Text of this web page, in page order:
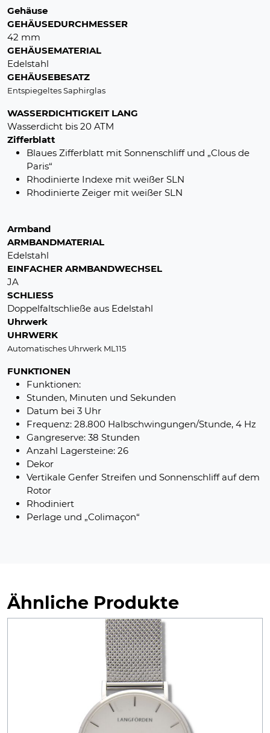
Gehäuse
GEHÄUSEDURCHMESSER
42 mm
GEHÄUSEMATERIAL
Edelstahl
GEHÄUSEBESATZ
Entspiegeltes Saphirglas
WASSERDICHTIGKEIT LANG
Wasserdicht bis 20 ATM
Zifferblatt
Blaues Zifferblatt mit Sonnenschliff und „Clous de
Paris“
Rhodinierte Indexe mit weißer SLN
Rhodinierte Zeiger mit weißer SLN
Armband
ARMBANDMATERIAL
Edelstahl
EINFACHER ARMBANDWECHSEL
JA
SCHLIESS
Doppelfaltschließe aus Edelstahl
Uhrwerk
UHRWERK
Automatisches Uhrwerk ML115
FUNKTIONEN
Funktionen:
Stunden, Minuten und Sekunden
Datum bei 3 Uhr
Frequenz: 28.800 Halbschwingungen/Stunde, 4 Hz
Gangreserve: 38 Stunden
Anzahl Lagersteine: 26
Dekor
Vertikale Genfer Streifen und Sonnenschliff auf dem
Rotor
Rhodiniert
Perlage und „Colimaçon“
Ähnliche Produkte